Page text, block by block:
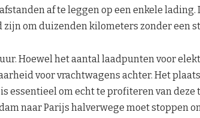
af te leggen op een enkele lading.
om duizenden kilometers zonder een
Hoewel het aantal laadpunten voor
voor vrachtwagens achter. Het
essentieel om echt te profiteren van deze
naar Parijs halverwege moet stoppen